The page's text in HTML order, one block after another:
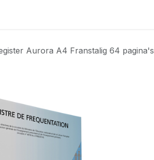
Aurora A4 Franstalig 64 pagina's